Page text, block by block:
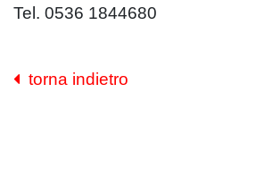
Tel. 0536 1844680
torna indietro